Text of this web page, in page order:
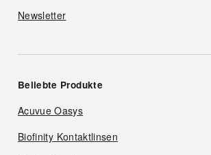
Newsletter
Beliebte Produkte
Acuvue Oasys
Biofinity Kontaktlinsen